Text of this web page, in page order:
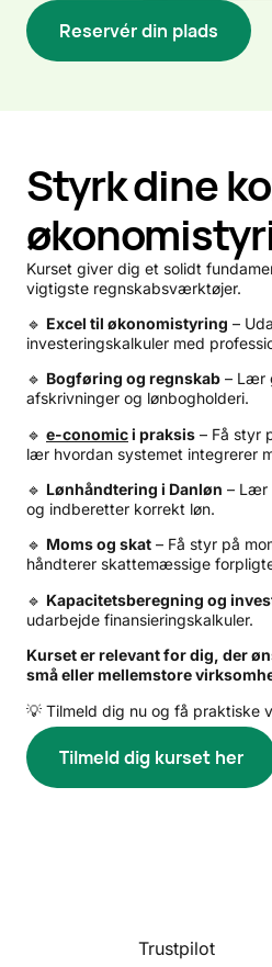
Reservér din plads
Styrk dine
Kurset giver dig et solidt
vigtigste regnskabsværktøjer.
🔹 Excel til økonomistyring –
investeringskalkuler med
🔹 Bogføring og regnskab – Lær
afskrivninger og lønbogholderi.
🔹 e-conomici praksis – Få styr
lær hvordan systemet integrerer
🔹 Lønhåndtering i Danløn – Lær
og indberetter korrekt løn.
🔹 Moms og skat – Få styr på
håndterer skattemæssige
🔹 Kapacitetsberegning og
udarbejde finansieringskalkuler.
Kurset er relevant for dig, der
små eller mellemstore
💡 Tilmeld dig nu og få praktiske
Tilmeld dig kurset her
Trustpilot